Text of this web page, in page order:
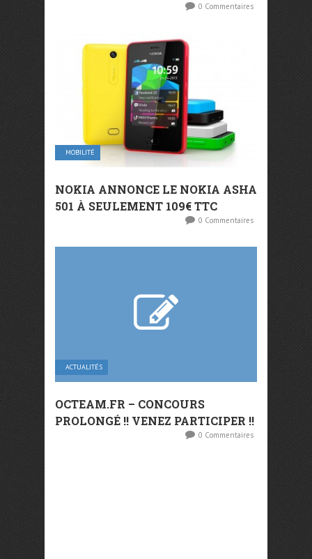
0 Commentaires
MOBILITÉ
NOKIA ANNONCE LE NOKIA ASHA
501 À SEULEMENT 109€ TTC
0 Commentaires
ACTUALITÉS
OCTEAM.FR – CONCOURS
PROLONGÉ !! VENEZ PARTICIPER !!
0 Commentaires